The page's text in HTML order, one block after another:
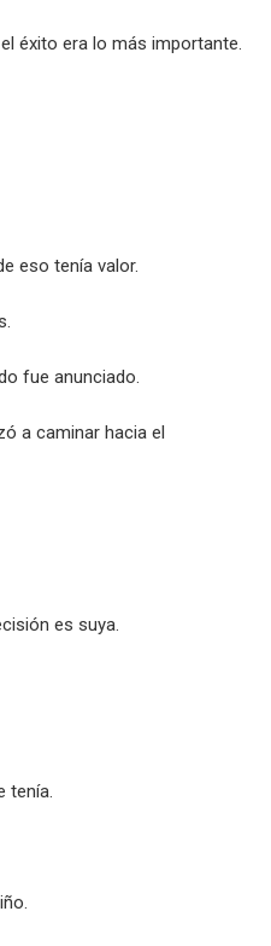
éxito era lo más importante.
eso tenía valor.
fue anunciado.
a caminar hacia el
es suya.
tenía.